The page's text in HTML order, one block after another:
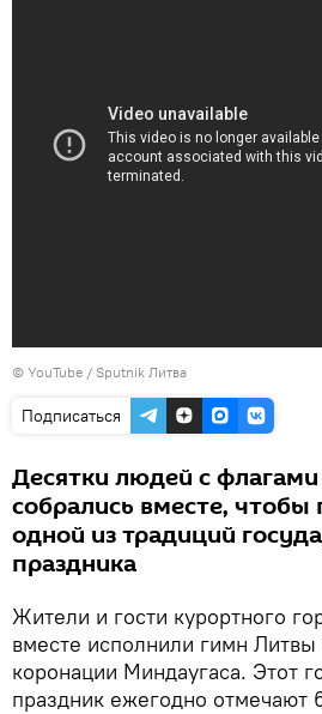
© YouTube / Sputnik Литва
Подписаться
Десятки людей с
собрались вместе, чтобы
одной из традиций
праздника
Жители и гости курортного
вместе исполнили гимн Литвы
коронации Миндаугаса. Этот
праздник ежегодно отмечают